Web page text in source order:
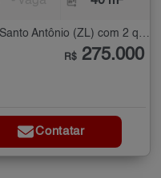
R$ 275.000
Contatar